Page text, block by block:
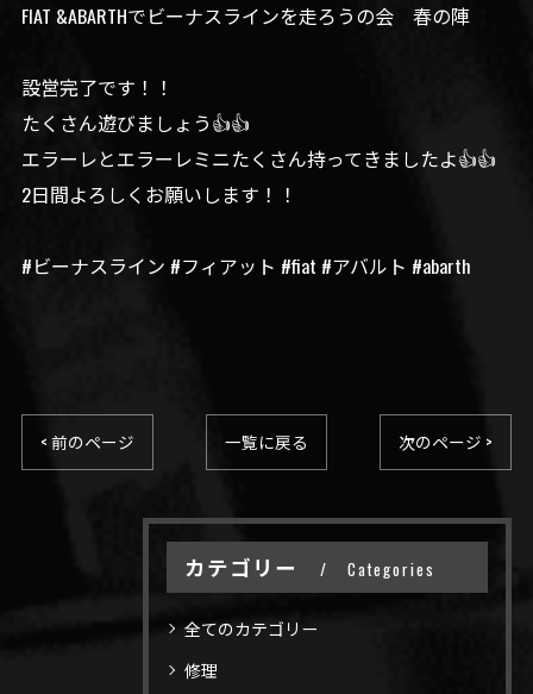
FIAT &ABARTHでビーナスラインを走ろうの会 春の陣
設営完了です！！
たくさん遊びましょう👍👍
エラーレとエラーレミニたくさん持ってきましたよ👍👍
2日間よろしくお願いします！！
#ビーナスライン #フィアット #fiat #アバルト #abarth
< 前のページ 一覧に戻る 次のページ >
カテゴリー Categories
全てのカテゴリー
修理